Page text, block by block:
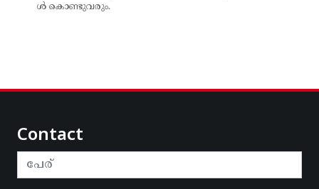
ള്‍ കൊണ്ടുവരും.
Contact